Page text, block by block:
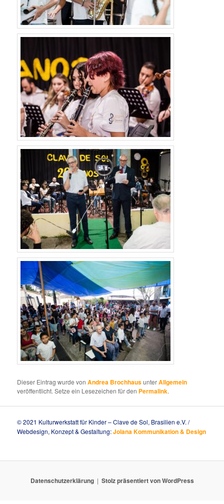
Dieser Eintrag wurde vonAndrea BrochhausunterAllgemein
veröffentlicht. Setze ein Lesezeichen für den Permalink.
© 2021 Kulturwerkstatt für Kinder – Clave de Sol, Brasilien e.V. /
Webdesign, Konzept & Gestaltung:Jolana Kommunikation & Design
Datenschutzerklärung Stolz präsentiert von WordPress